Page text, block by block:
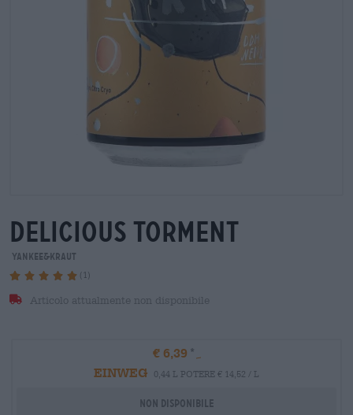
delicious torment
Yankee&Kraut
(1)
Articolo attualmente non disponibile
€ 6,39
EINWEG
0,44 L POTERE € 14,52 / L
Non disponibile